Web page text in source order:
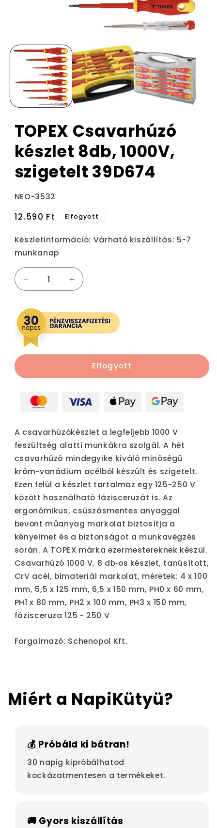
TOPEX Csavarhúzó
készlet 8db, 1000V,
szigetelt 39D674
Termékváltozat:
NEO-3532
Normál
12.590 Ft Elfogyott
Készletinformáció: Várható kiszállítás: 5-7
munkanap
TOPEX
Csavarhúzó
8db,
1000V,
szigetelt
39D674
TOPEX
Csavarhúzó
8db,
1000V,
szigetelt
növeléseElfogyott
A csavarhúzókészlet a legfeljebb 1000 V
feszültség alatti munkákra szolgál. A hét
csavarhúzó mindegyike kiváló minőségű
króm-vanádium acélból készült és szigetelt.
Ezen felül a készlet tartalmaz egy 125-250 V
között használható fázisceruzát is. Az
ergonómikus, csúszásmentes anyaggal
bevont műanyag markolat biztosítja a
kényelmet és a biztonságot a munkavégzés
során. A TOPEX márka ezermestereknek készül.
Csavarhúzó 1000 V, 8 db‑os készlet, tanúsított,
CrV acél, bimateriál markolat, méretek: 4 x 100
mm, 5,5 x 125 mm, 6,5 x 150 mm, PH0 x 60 mm,
PH1 x 80 mm, PH2 x 100 mm, PH3 x 150 mm,
fázisceruza 125 - 250 V
Forgalmazó: Schenopol Kft.
Miért a NapiKütyü?
💰 Próbáld ki bátran!
30 napig kipróbálhatod
kockázatmentesen a termékeket.
🚚 Gyors kiszállítás